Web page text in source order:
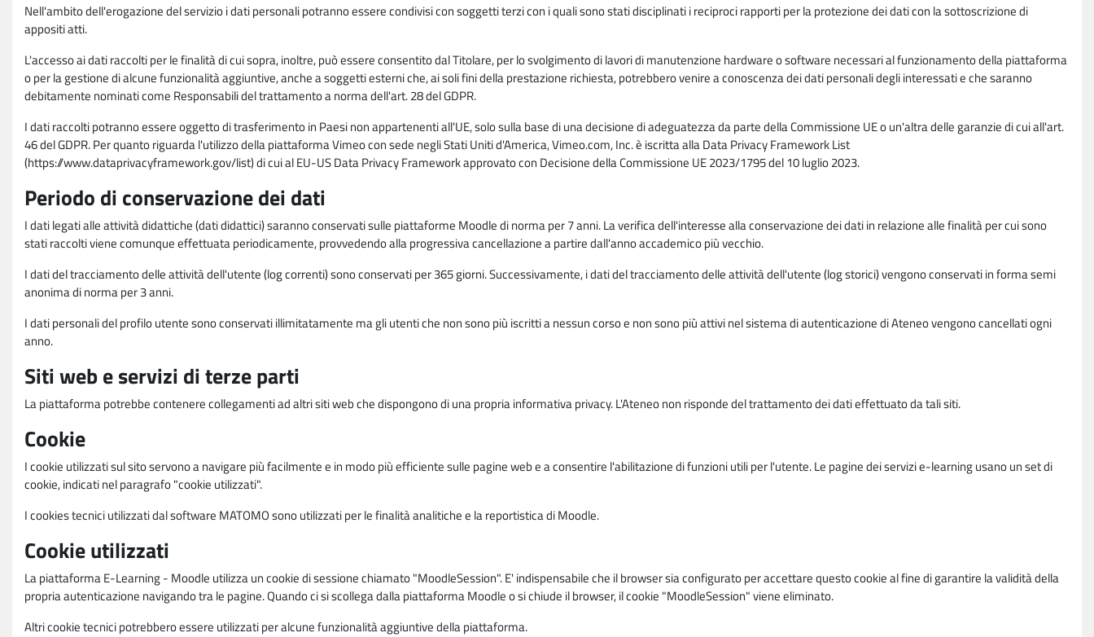
Nell'ambito dell'erogazione del servizio i dati personali potranno essere condivisi con soggetti terzi con i quali sono stati disciplinati i reciproci rapporti per la protezione dei dati con la sottoscrizione di
appositi atti.
L'accesso ai dati raccolti per le finalità di cui sopra, inoltre, può essere consentito dal Titolare, per lo svolgimento di lavori di manutenzione hardware o software necessari al funzionamento della piattaforma
o per la gestione di alcune funzionalità aggiuntive, anche a soggetti esterni che, ai soli fini della prestazione richiesta, potrebbero venire a conoscenza dei dati personali degli interessati e che saranno
debitamente nominati come Responsabili del trattamento a norma dell'art. 28 del GDPR.
I dati raccolti potranno essere oggetto di trasferimento in Paesi non appartenenti all'UE, solo sulla base di una decisione di adeguatezza da parte della Commissione UE o un'altra delle garanzie di cui all'art.
46 del GDPR. Per quanto riguarda l'utilizzo della piattaforma Vimeo con sede negli Stati Uniti d'America, Vimeo.com, Inc. è iscritta alla Data Privacy Framework List
(https://www.dataprivacyframework.gov/list) di cui al EU-US Data Privacy Framework approvato con Decisione della Commissione UE 2023/1795 del 10 luglio 2023.
Periodo di conservazione dei dati
I dati legati alle attività didattiche (dati didattici) saranno conservati sulle piattaforme Moodle di norma per 7 anni. La verifica dell'interesse alla conservazione dei dati in relazione alle finalità per cui sono
stati raccolti viene comunque effettuata periodicamente, provvedendo alla progressiva cancellazione a partire dall'anno accademico più vecchio.
I dati del tracciamento delle attività dell'utente (log correnti) sono conservati per 365 giorni. Successivamente, i dati del tracciamento delle attività dell'utente (log storici) vengono conservati in forma semi
anonima di norma per 3 anni.
I dati personali del profilo utente sono conservati illimitatamente ma gli utenti che non sono più iscritti a nessun corso e non sono più attivi nel sistema di autenticazione di Ateneo vengono cancellati ogni
anno.
Siti web e servizi di terze parti
La piattaforma potrebbe contenere collegamenti ad altri siti web che dispongono di una propria informativa privacy. L'Ateneo non risponde del trattamento dei dati effettuato da tali siti.
Cookie
I cookie utilizzati sul sito servono a navigare più facilmente e in modo più efficiente sulle pagine web e a consentire l'abilitazione di funzioni utili per l'utente. Le pagine dei servizi e-learning usano un set di
cookie, indicati nel paragrafo "cookie utilizzati".
I cookies tecnici utilizzati dal software MATOMO sono utilizzati per le finalità analitiche e la reportistica di Moodle.
Cookie utilizzati
La piattaforma E-Learning - Moodle utilizza un cookie di sessione chiamato "MoodleSession". E' indispensabile che il browser sia configurato per accettare questo cookie al fine di garantire la validità della
propria autenticazione navigando tra le pagine. Quando ci si scollega dalla piattaforma Moodle o si chiude il browser, il cookie "MoodleSession" viene eliminato.
Altri cookie tecnici potrebbero essere utilizzati per alcune funzionalità aggiuntive della piattaforma.